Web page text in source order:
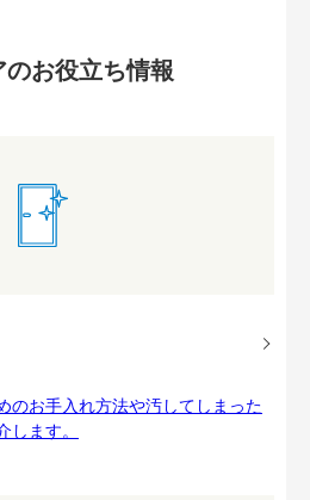
お役立ち情報
のお手入れ方法や汚してしまった
ます。